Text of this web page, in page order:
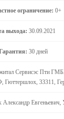
ограничение: 0+
выхода: 30.09.2021
30 дней
Сервисэс Пти
Гюттершлох, 33311,